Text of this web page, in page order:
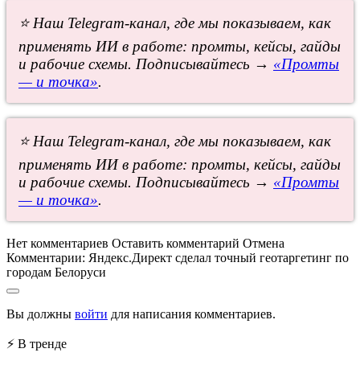
⭐ Наш Telegram-канал, где мы показываем, как
применять ИИ в работе: промты, кейсы, гайды
и рабочие схемы. Подписывайтесь → «Промты
— и точка».
⭐ Наш Telegram-канал, где мы показываем, как
применять ИИ в работе: промты, кейсы, гайды
и рабочие схемы. Подписывайтесь → «Промты
— и точка».
Нет комментариев Оставить комментарий Отмена
Комментарии: Яндекс.Директ сделал точный геотаргетинг по
городам Белоруси
Вы должны войти для написания комментариев.
⚡ В тренде